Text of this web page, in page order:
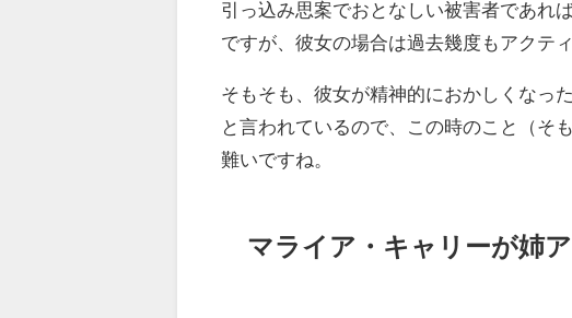
引っ込み思案でおとなしい被害者であれ
ですが、彼女の場合は過去幾度もアクテ
そもそも、彼女が精神的におかしくなっ
と言われているので、この時のこと（そ
難いですね。
マライア・キャリーが姉